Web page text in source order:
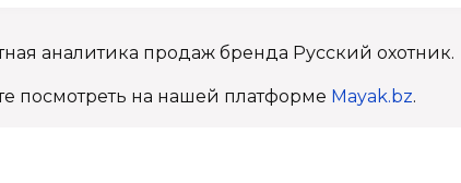
аналитика продаж бренда Русский охотник.
посмотреть на нашей платформе Mayak.bz.